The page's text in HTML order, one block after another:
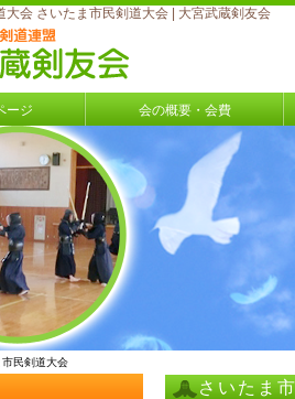
大会 さいたま市民剣道大会 | 大宮武蔵剣友会
ージ 会の概要・会費
民剣道大会
さいたま